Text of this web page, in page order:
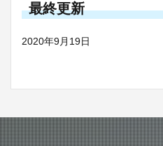
最終更新
2020年9月19日